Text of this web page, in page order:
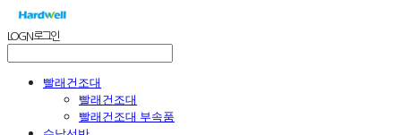
LOG IN로그인
빨래건조대
빨래건조대
빨래건조대 부속품